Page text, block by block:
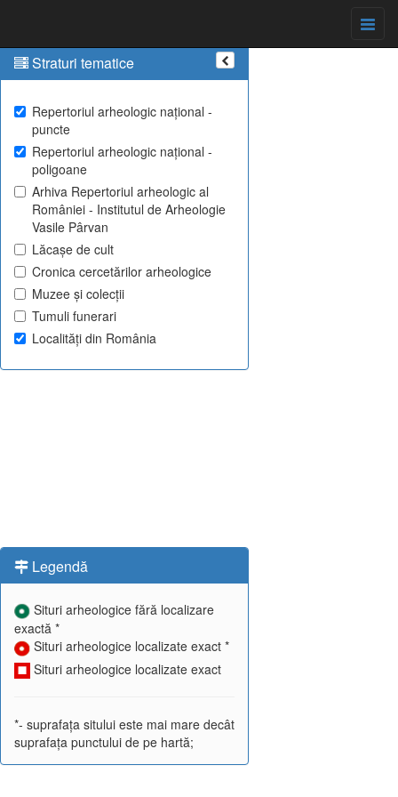
Straturi tematice
Repertoriul arheologic național -
puncte
Repertoriul arheologic național -
poligoane
Arhiva Repertoriul arheologic al
României - Institutul de Arheologie
Vasile Pârvan
Lăcașe de cult
Cronica cercetărilor arheologice
Muzee și colecții
Tumuli funerari
Localități din România
Legendă
Situri arheologice fără localizare
exactă *
Situri arheologice localizate exact *
Situri arheologice localizate exact
*- suprafața sitului este mai mare decât
suprafața punctului de pe hartă;